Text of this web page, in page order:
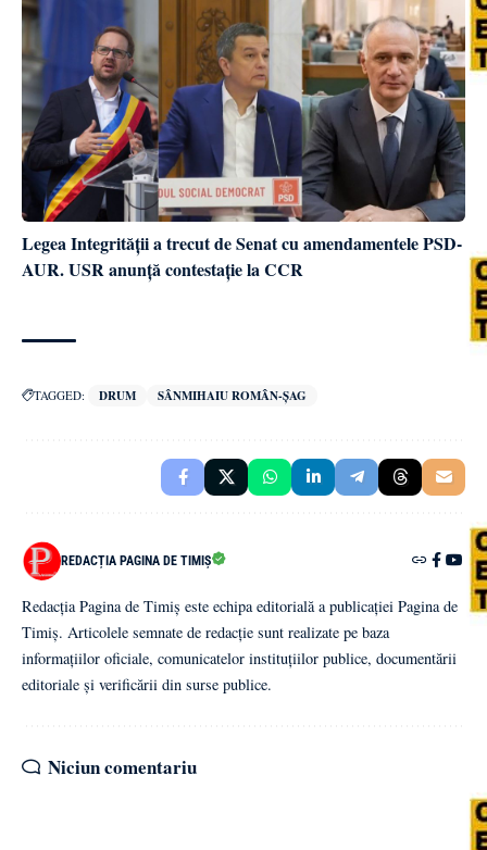
Legea Integrității a trecut de Senat cu amendamentele PSD-
AUR. USR anunță contestație la CCR
TAGGED: DRUM SÂNMIHAIU ROMÂN-ȘAG
REDACȚIA PAGINA DE TIMIȘ
Redacția Pagina de Timiș este echipa editorială a publicației Pagina de
Timiș. Articolele semnate de redacție sunt realizate pe baza
informațiilor oficiale, comunicatelor instituțiilor publice, documentării
editoriale și verificării din surse publice.
Niciun comentariu